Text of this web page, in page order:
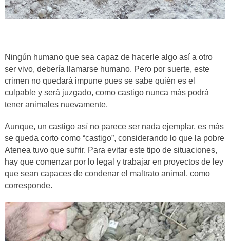
Ningún humano que sea capaz de hacerle algo así a otro
ser vivo, debería llamarse humano. Pero por suerte, este
crimen no quedará impune pues se sabe quién es el
culpable y será juzgado, como castigo nunca más podrá
tener animales nuevamente.
Aunque, un castigo así no parece ser nada ejemplar, es más
se queda corto como “castigo”, considerando lo que la pobre
Atenea tuvo que sufrir. Para evitar este tipo de situaciones,
hay que comenzar por lo legal y trabajar en proyectos de ley
que sean capaces de condenar el maltrato animal, como
corresponde.